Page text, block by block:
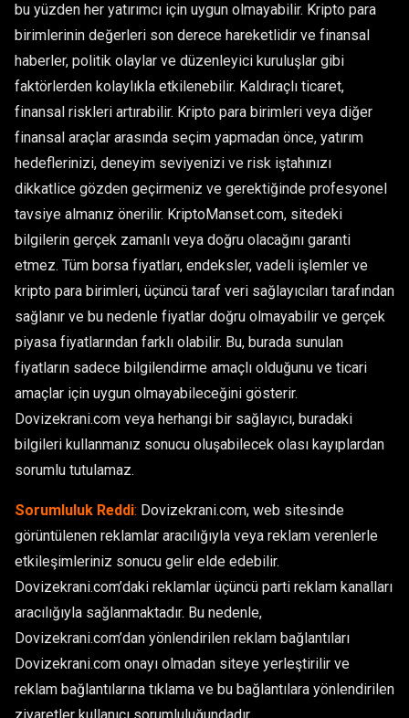
bu yüzden her yatırımcı için uygun olmayabilir. Kripto para
birimlerinin değerleri son derece hareketlidir ve finansal
haberler, politik olaylar ve düzenleyici kuruluşlar gibi
faktörlerden kolaylıkla etkilenebilir. Kaldıraçlı ticaret,
finansal riskleri artırabilir. Kripto para birimleri veya diğer
finansal araçlar arasında seçim yapmadan önce, yatırım
hedeflerinizi, deneyim seviyenizi ve risk iştahınızı
dikkatlice gözden geçirmeniz ve gerektiğinde profesyonel
tavsiye almanız önerilir. KriptoManset.com, sitedeki
bilgilerin gerçek zamanlı veya doğru olacağını garanti
etmez. Tüm borsa fiyatları, endeksler, vadeli işlemler ve
kripto para birimleri, üçüncü taraf veri sağlayıcıları tarafından
sağlanır ve bu nedenle fiyatlar doğru olmayabilir ve gerçek
piyasa fiyatlarından farklı olabilir. Bu, burada sunulan
fiyatların sadece bilgilendirme amaçlı olduğunu ve ticari
amaçlar için uygun olmayabileceğini gösterir.
Dovizekrani.com veya herhangi bir sağlayıcı, buradaki
bilgileri kullanmanız sonucu oluşabilecek olası kayıplardan
sorumlu tutulamaz.
Sorumluluk Reddi: Dovizekrani.com, web sitesinde
görüntülenen reklamlar aracılığıyla veya reklam verenlerle
etkileşimleriniz sonucu gelir elde edebilir.
Dovizekrani.com’daki reklamlar üçüncü parti reklam kanalları
aracılığıyla sağlanmaktadır. Bu nedenle,
Dovizekrani.com’dan yönlendirilen reklam bağlantıları
Dovizekrani.com onayı olmadan siteye yerleştirilir ve
reklam bağlantılarına tıklama ve bu bağlantılara yönlendirilen